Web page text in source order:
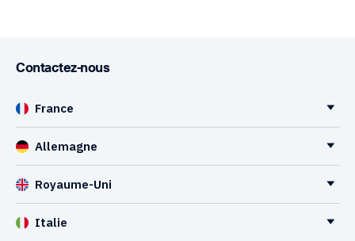
Contactez-nous
France
Allemagne
Royaume-Uni
Italie